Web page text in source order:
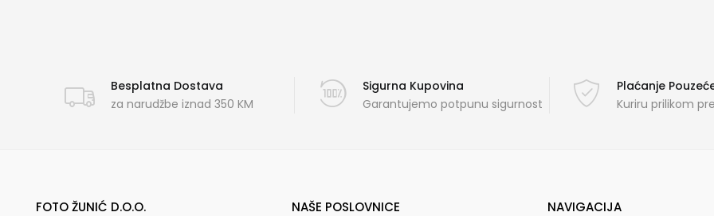
Besplatna Dostava
za narudžbe iznad 350 KM
Sigurna Kupovina
Garantujemo potpunu sigurnost
Plaćanje
Kuriru prilikom
FOTO ŽUNIĆ D.O.O. NAŠE POSLOVNICE NAVIGACIJA